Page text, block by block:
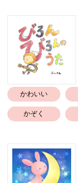
かわいい
かぞく